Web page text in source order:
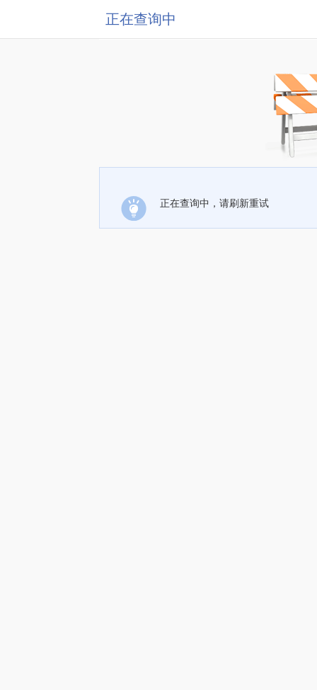
正在查询中
正在查询中，请刷新重试